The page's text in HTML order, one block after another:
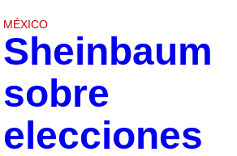
MÉXICO
Sheinbaum
sobre
elecciones